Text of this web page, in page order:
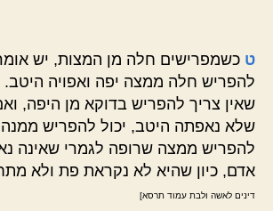
ט כשמפרישים חלה מן המצות, יש
להפריש חלה ממצה יפה ואפויה היטב.
שאין צריך להפריש בדוקא מן היפה,
שלא נאפתה היטב, יכול להפריש
להפריש ממצה שרופה לגמרי שאינה
אדם, כיון שהיא לא נקראת פת ולא
דינים לאשה ולבת עמוד תרסא]